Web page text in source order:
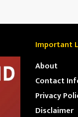
Important
About
Contact
Privacy
Disclaimer